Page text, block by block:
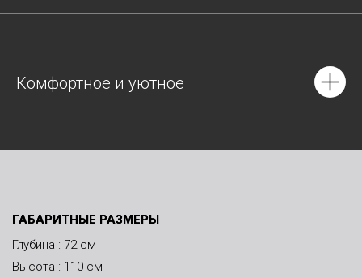
Комфортное и уютное
ГАБАРИТНЫЕ РАЗМЕРЫ
Глубина : 72 см
Высота : 110 см